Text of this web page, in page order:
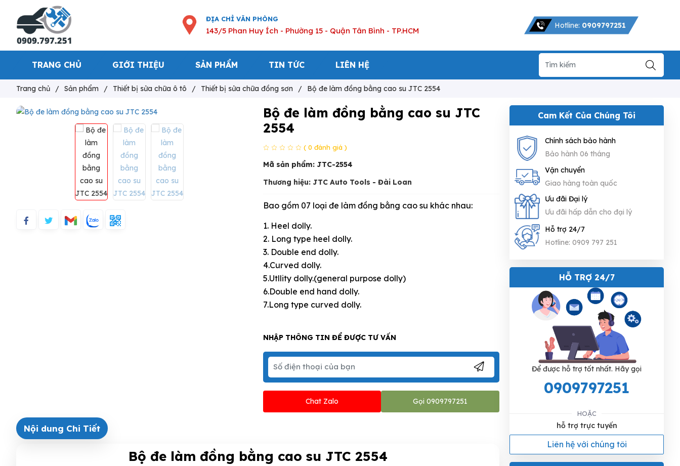
ĐỊA CHỈ VĂN PHÒNG
143/5 Phan Huy Ích - Phường 15 - Quận Tân Bình - TP.HCM
Hotline: 0909797251
TRANG CHỦ GIỚI THIỆU SẢN PHẨM TIN TỨC LIÊN HỆ
Trang chủ / Sản phẩm / Thiết bị sửa chữa ô tô / Thiết bị sửa chữa đồng sơn / Bộ đe làm đồng bằng cao su JTC 2554
Bộ đe làm đồng bằng cao su JTC
2554
( 0 đánh giá )
Mã sản phẩm: JTC-2554
Thương hiệu: JTC Auto Tools - Đài Loan
Bao gồm 07 loại đe làm đồng bằng cao su khác nhau:
1. Heel dolly.
2. Long type heel dolly.
3. Double end dolly.
4.Curved dolly.
5.Utllity dolly.(general purpose dolly)
6.Double end hand dolly.
7.Long type curved dolly.
NHẬP THÔNG TIN ĐỂ ĐƯỢC TƯ VẤN
Chat Zalo Gọi 0909797251
Nội dung Chi Tiết
Bộ đe làm đồng bằng cao su JTC 2554
Cam Kết Của Chúng Tôi
Chính sách bảo hành
Bảo hành 06 tháng
Vận chuyển
Giao hàng toàn quốc
Ưu đãi Đại lý
Ưu đãi hấp dẫn cho đại lý
Hỗ trợ 24/7
Hotline: 0909 797 251
HỖ TRỢ 24/7
Để được hỗ trợ tốt nhất. Hãy gọi
0909797251
HOẶC
hỗ trợ trực tuyến
Liên hệ với chúng tôi